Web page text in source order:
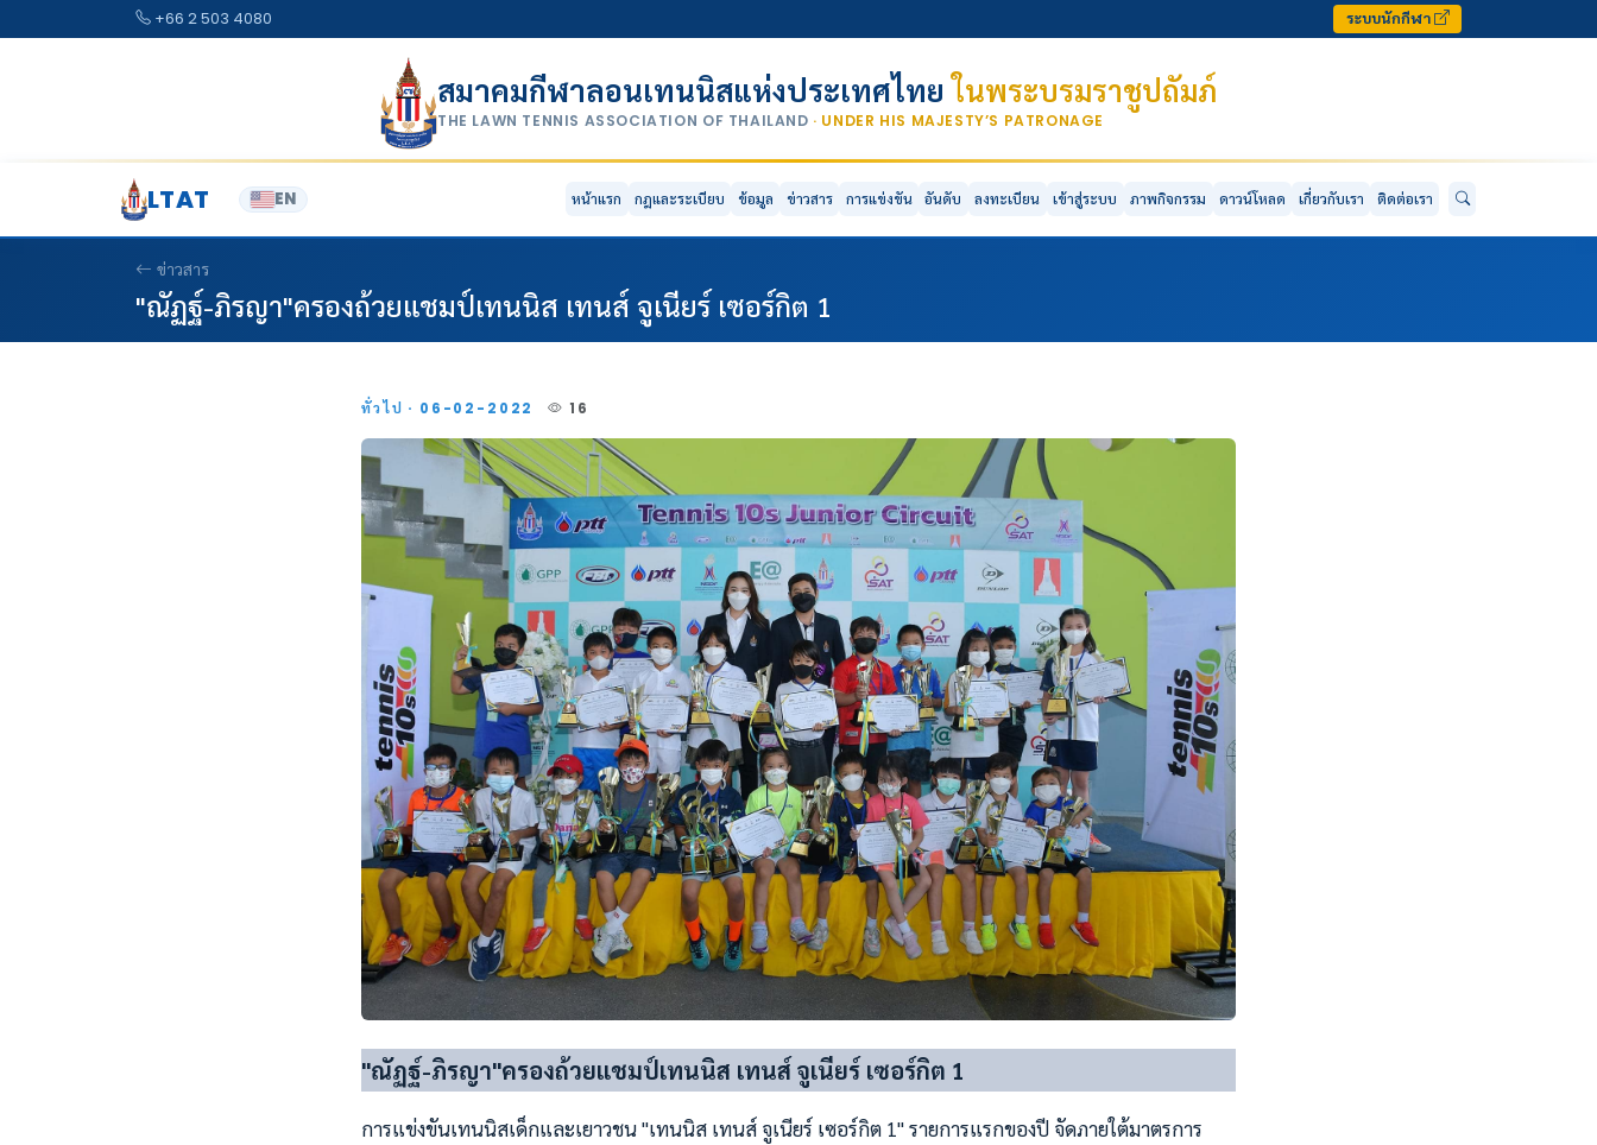
+66 2 503 4080 ระบบนักกีฬา
สมาคมกีฬาลอนเทนนิสแห่งประเทศไทยในพระบรมราชูปถัมภ์
THE LAWN TENNIS ASSOCIATION OF THAILAND · UNDER HIS MAJESTY’S PATRONAGE
LTAT EN หน้าแรก กฎและระเบียบ ข้อมูล ข่าวสาร การแข่งขัน อันดับ ลงทะเบียน เข้าสู่ระบบ ภาพกิจกรรม ดาวน์โหลด เกี่ยวกับเรา ติดต่อเรา
ข่าวสาร
"ณัฏฐ์-ภิรญา"ครองถ้วยแชมป์เทนนิส เทนส์ จูเนียร์ เซอร์กิต 1
ทั่วไป · 06-02-2022 16
"ณัฏฐ์-ภิรญา"ครองถ้วยแชมป์เทนนิส เทนส์ จูเนียร์ เซอร์กิต 1
การแข่งขันเทนนิสเด็กและเยาวชน "เทนนิส เทนส์ จูเนียร์ เซอร์กิต 1" รายการแรกของปี จัดภายใต้มาตรการ